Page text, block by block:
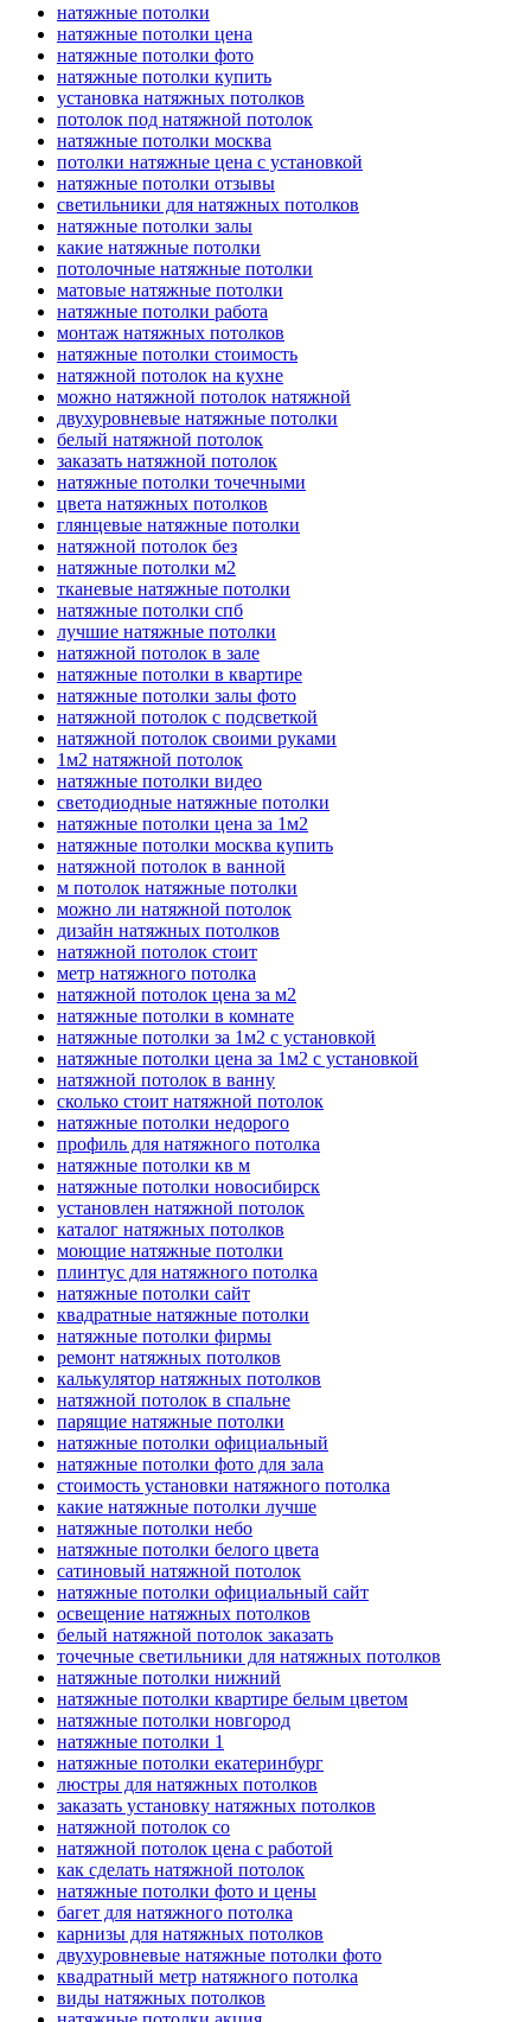
натяжные потолки
натяжные потолки цена
натяжные потолки фото
натяжные потолки купить
установка натяжных потолков
потолок под натяжной потолок
натяжные потолки москва
потолки натяжные цена с установкой
натяжные потолки отзывы
светильники для натяжных потолков
натяжные потолки залы
какие натяжные потолки
потолочные натяжные потолки
матовые натяжные потолки
натяжные потолки работа
монтаж натяжных потолков
натяжные потолки стоимость
натяжной потолок на кухне
можно натяжной потолок натяжной
двухуровневые натяжные потолки
белый натяжной потолок
заказать натяжной потолок
натяжные потолки точечными
цвета натяжных потолков
глянцевые натяжные потолки
натяжной потолок без
натяжные потолки м2
тканевые натяжные потолки
натяжные потолки спб
лучшие натяжные потолки
натяжной потолок в зале
натяжные потолки в квартире
натяжные потолки залы фото
натяжной потолок с подсветкой
натяжной потолок своими руками
1м2 натяжной потолок
натяжные потолки видео
светодиодные натяжные потолки
натяжные потолки цена за 1м2
натяжные потолки москва купить
натяжной потолок в ванной
м потолок натяжные потолки
можно ли натяжной потолок
дизайн натяжных потолков
натяжной потолок стоит
метр натяжного потолка
натяжной потолок цена за м2
натяжные потолки в комнате
натяжные потолки за 1м2 с установкой
натяжные потолки цена за 1м2 с установкой
натяжной потолок в ванну
сколько стоит натяжной потолок
натяжные потолки недорого
профиль для натяжного потолка
натяжные потолки кв м
натяжные потолки новосибирск
установлен натяжной потолок
каталог натяжных потолков
моющие натяжные потолки
плинтус для натяжного потолка
натяжные потолки сайт
квадратные натяжные потолки
натяжные потолки фирмы
ремонт натяжных потолков
калькулятор натяжных потолков
натяжной потолок в спальне
парящие натяжные потолки
натяжные потолки официальный
натяжные потолки фото для зала
стоимость установки натяжного потолка
какие натяжные потолки лучше
натяжные потолки небо
натяжные потолки белого цвета
сатиновый натяжной потолок
натяжные потолки официальный сайт
освещение натяжных потолков
белый натяжной потолок заказать
точечные светильники для натяжных потолков
натяжные потолки нижний
натяжные потолки квартире белым цветом
натяжные потолки новгород
натяжные потолки 1
натяжные потолки екатеринбург
люстры для натяжных потолков
заказать установку натяжных потолков
натяжной потолок со
натяжной потолок цена с работой
как сделать натяжной потолок
натяжные потолки фото и цены
багет для натяжного потолка
карнизы для натяжных потолков
двухуровневые натяжные потолки фото
квадратный метр натяжного потолка
виды натяжных потолков